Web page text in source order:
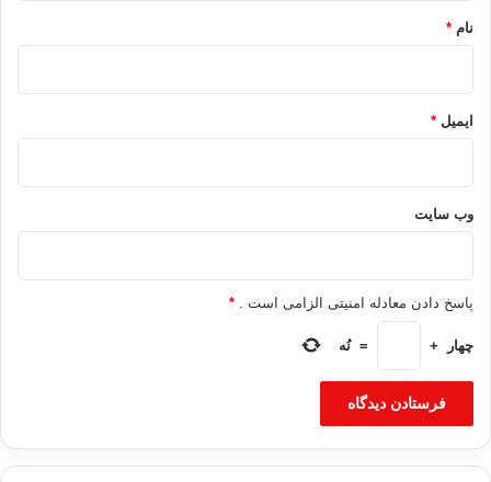
نام *
ایمیل *
وب‌ سایت
پاسخ دادن معادله امنیتی الزامی است . *
چهار +
= نُه